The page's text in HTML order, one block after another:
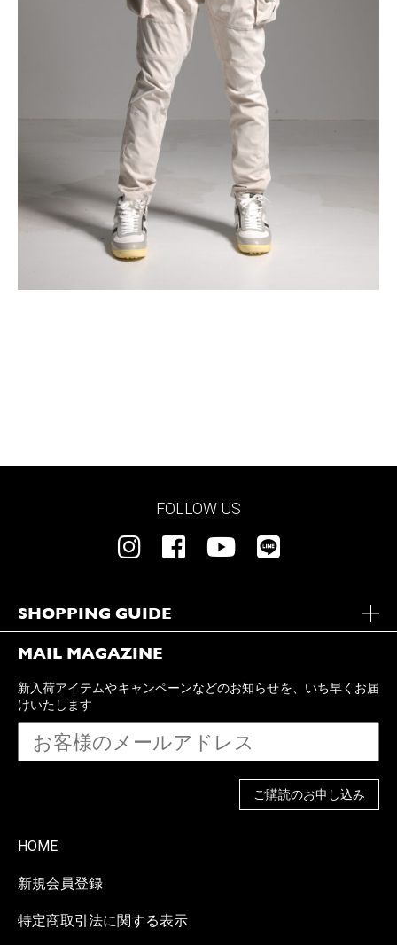
FOLLOW US
SHOPPING GUIDE
MAIL MAGAZINE
新入荷アイテムやキャンペーンなどのお知らせを、いち早くお届
けいたします
ご購読のお申し込み
HOME
新規会員登録
特定商取引法に関する表示